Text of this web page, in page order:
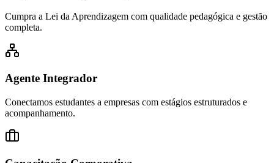
Cumpra a Lei da Aprendizagem com qualidade pedagógica e gestão
completa.
Agente Integrador
Conectamos estudantes a empresas com estágios estruturados e
acompanhamento.